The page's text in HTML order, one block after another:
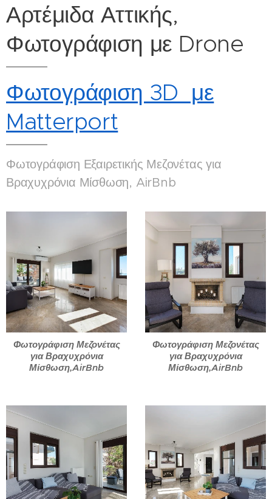
Αρτέμιδα Αττικής,
Φωτογράφιση με Drone
Φωτογράφιση 3D με
Matterport
Φωτογράφιση Εξαιρετικής Μεζονέτας για
Βραχυχρόνια Μίσθωση, AirBnb
Φωτογράφιση Μεζονέτας
για Βραχυχρόνια
Μίσθωση,AirBnb
Φωτογράφιση Μεζονέτας
για Βραχυχρόνια
Μίσθωση,AirBnb